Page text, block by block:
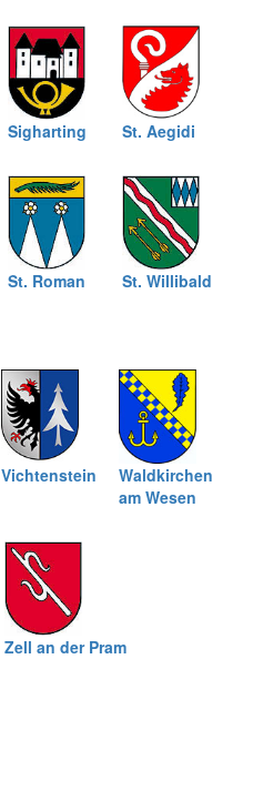
Sigharting St. Aegidi
St. Roman St. Willibald
Vichtenstein
Waldkirchen
am Wesen
Zell an der Pram